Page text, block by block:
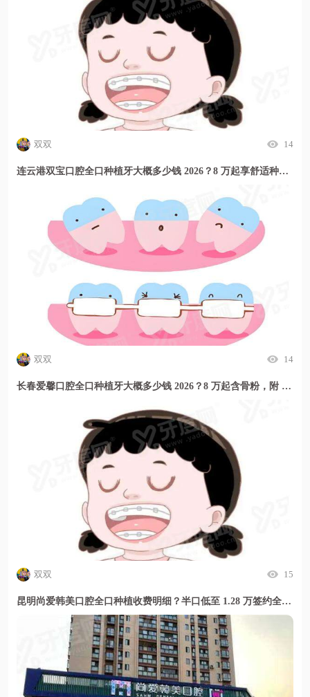
双双 14
连云港双宝口腔全口种植牙大概多少钱 2026？8 万起享舒适种植，附 2026 年最新价格表
双双 14
长春爱馨口腔全口种植牙大概多少钱 2026？8 万起含骨粉，附 2026 新价目表
双双 15
昆明尚爱韩美口腔全口种植收费明细？半口低至 1.28 万签约全包无隐形消费